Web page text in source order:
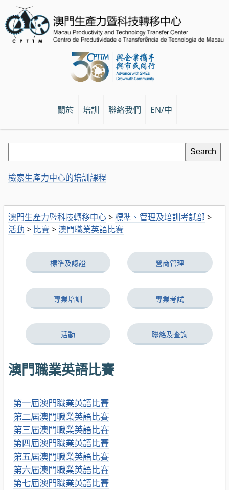
關於 培訓 聯絡我們 EN/中
澳門生產力暨科技轉移中心>標準、管理及培訓考試部 >
活動 > 比賽> 澳門職業英語比賽
標準及認證 營商管理
專業培訓 專業考試
活動 聯絡及查詢
澳門職業英語比賽
第一屆澳門職業英語比賽
第二屆澳門職業英語比賽
第三屆澳門職業英語比賽
第四屆澳門職業英語比賽
第五屆澳門職業英語比賽
第六屆澳門職業英語比賽
第七屆澳門職業英語比賽
檢索生產力中心的培訓課程